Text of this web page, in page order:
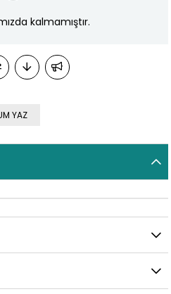
kalmamıştır.
YAZ